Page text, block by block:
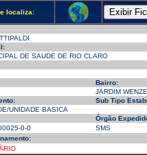
localiza:
DE SAUDE DE RIO CLARO
Bairro:
JARDIM
Sub Tipo
UNIDADE BASICA
Órgão
0-0
SMS